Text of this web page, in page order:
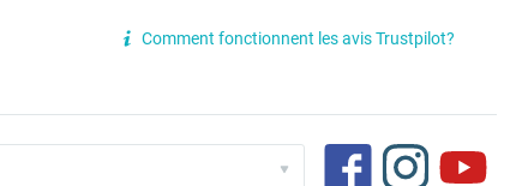
Comment fonctionnent les avis Trustpilot?